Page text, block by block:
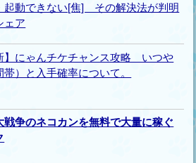
起動できない[焦] その解決法が判明
ェア
】にゃんチケチャンス攻略 いつや
帯）と入手確率について。
戦争のネコカンを無料で大量に稼ぐ